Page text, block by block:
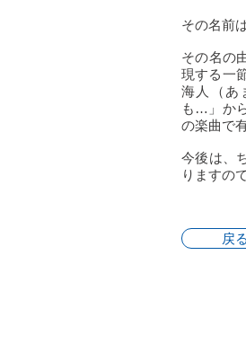
その名前
その名の
現する一
海人（あ
も…」か
の楽曲で
今後は、
りますの
戻る